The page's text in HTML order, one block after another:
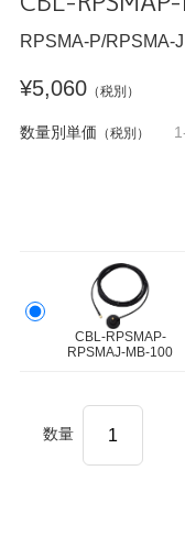
RPSMA-P/RPSMA-
¥5,060（税別）
数量別単価 （税別）
CBL-RPSMAP-
RPSMAJ-MB-100
数量